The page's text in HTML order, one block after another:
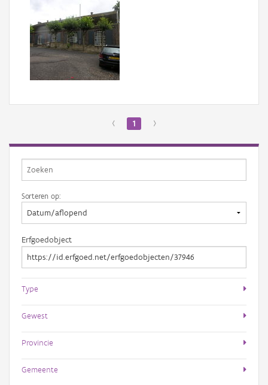
‹ 1 ›
Sorteren op:
Erfgoedobject
Type
Gewest
Provincie
Gemeente